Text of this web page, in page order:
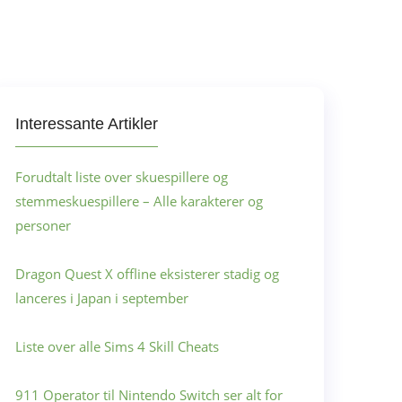
Interessante Artikler
Forudtalt liste over skuespillere og
stemmeskuespillere – Alle karakterer og
personer
Dragon Quest X offline eksisterer stadig og
lanceres i Japan i september
Liste over alle Sims 4 Skill Cheats
911 Operator til Nintendo Switch ser alt for